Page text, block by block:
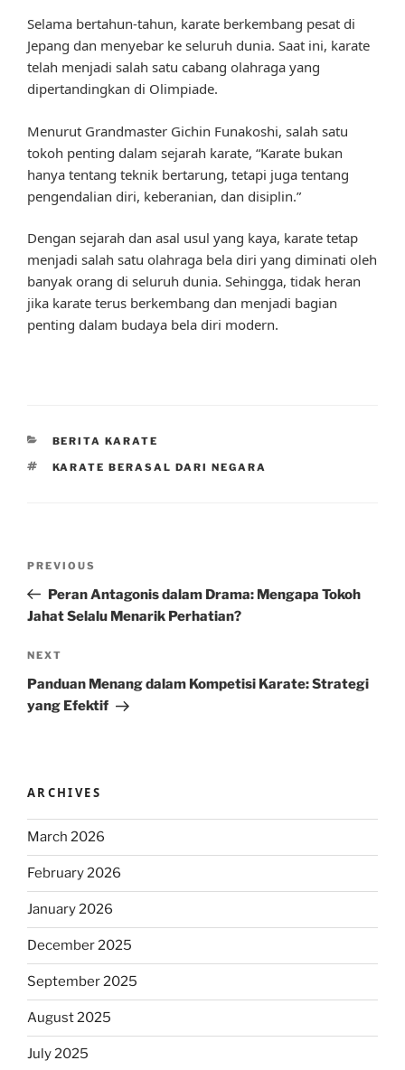
Selama bertahun-tahun, karate berkembang pesat di
Jepang dan menyebar ke seluruh dunia. Saat ini, karate
telah menjadi salah satu cabang olahraga yang
dipertandingkan di Olimpiade.
Menurut Grandmaster Gichin Funakoshi, salah satu
tokoh penting dalam sejarah karate, “Karate bukan
hanya tentang teknik bertarung, tetapi juga tentang
pengendalian diri, keberanian, dan disiplin.”
Dengan sejarah dan asal usul yang kaya, karate tetap
menjadi salah satu olahraga bela diri yang diminati oleh
banyak orang di seluruh dunia. Sehingga, tidak heran
jika karate terus berkembang dan menjadi bagian
penting dalam budaya bela diri modern.
CATEGORIES
BERITA KARATE
TAGS
KARATE BERASAL DARI NEGARA
Previous
Post
PREVIOUS
Peran Antagonis dalam Drama: Mengapa Tokoh
Jahat Selalu Menarik Perhatian?
Next
Post
NEXT
Panduan Menang dalam Kompetisi Karate: Strategi
yang Efektif
ARCHIVES
March 2026
February 2026
January 2026
December 2025
September 2025
August 2025
July 2025